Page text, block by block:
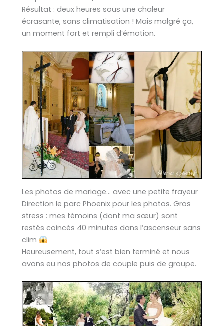
Résultat : deux heures sous une chaleur
écrasante, sans climatisation ! Mais malgré ça,
un moment fort et rempli d’émotion.
Les photos de mariage… avec une petite frayeur
Direction le parc Phoenix pour les photos. Gros
stress : mes témoins (dont ma sœur) sont
restés coincés 40 minutes dans l’ascenseur sans
clim
Heureusement, tout s’est bien terminé et nous
avons eu nos photos de couple puis de groupe.